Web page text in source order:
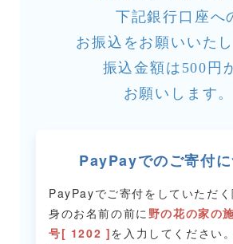
下記銀行口座へ
お振込をお願いいたし
振込金額は500円
お願いします。
PayPayでのご寄付
PayPayでご寄付をしていただ
身のお名前の前に野の花の家の
号[ 1202 ]を入力してください